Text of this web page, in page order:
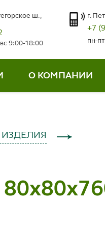
ш.,
9:00-18:00
г.
+7
пн-
О КОМПАНИИ